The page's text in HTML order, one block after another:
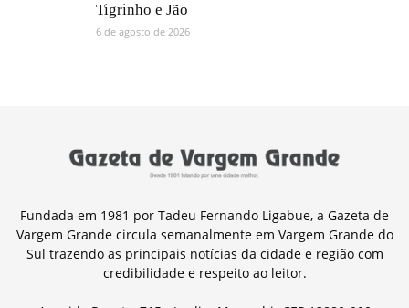
Tigrinho e Jão
6 de agosto de 2026
Fundada em 1981 por Tadeu Fernando Ligabue, a Gazeta de
Vargem Grande circula semanalmente em Vargem Grande do
Sul trazendo as principais notícias da cidade e região com
credibilidade e respeito ao leitor.